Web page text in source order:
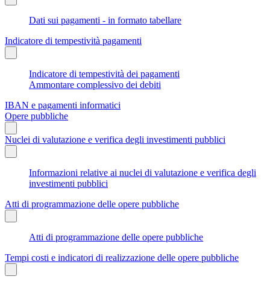
Dati sui pagamenti - in formato tabellare
Indicatore di tempestività pagamenti
Indicatore di tempestività dei pagamenti
Ammontare complessivo dei debiti
IBAN e pagamenti informatici
Opere pubbliche
Nuclei di valutazione e verifica degli investimenti pubblici
Informazioni relative ai nuclei di valutazione e verifica degli
investimenti pubblici
Atti di programmazione delle opere pubbliche
Atti di programmazione delle opere pubbliche
Tempi costi e indicatori di realizzazione delle opere pubbliche